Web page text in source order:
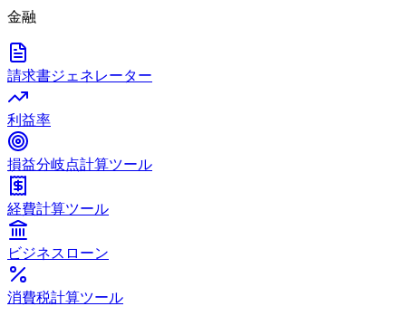
金融
請求書ジェネレーター
利益率
損益分岐点計算ツール
経費計算ツール
ビジネスローン
消費税計算ツール